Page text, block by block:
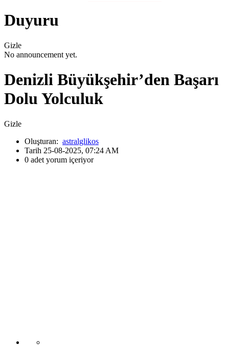
Duyuru
Gizle
No announcement yet.
Denizli Büyükşehir’den Başarı
Dolu Yolculuk
Gizle
Oluşturan: astralglikos
Tarih 25-08-2025, 07:24 AM
0 adet yorum içeriyor